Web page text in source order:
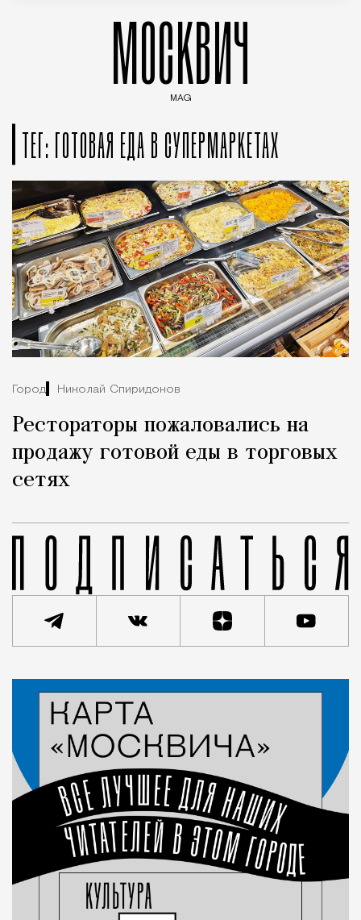
МОСКВИЧ
MAG
ТЕГ: ГОТОВАЯ ЕДА В СУПЕРМАРКЕТАХ
Город Николай Спиридонов
Рестораторы пожаловались на
продажу готовой еды в торговых
сетях